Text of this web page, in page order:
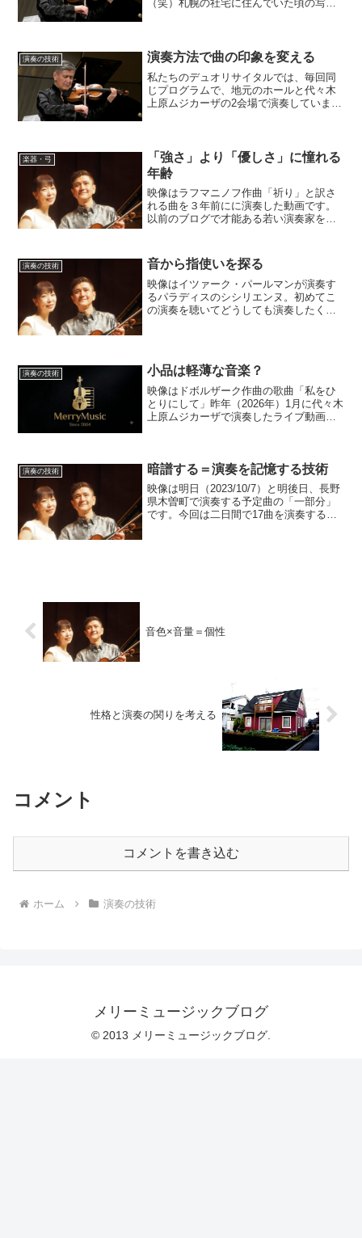
（笑）札幌の社宅に住んでいた頃の写真
る限り、反省をもとに新し...
演奏の技術 演奏方法で曲の印象を変える
私たちのデュオリサイタルでは、毎回同
じプログラムで、地元のホールと代々木
上原ムジカーザの2会場で演奏していま
ます。コンサートの記録映...
楽器・弓
「強さ」より「優しさ」に憧れる
年齢
映像はラフマニノフ作曲「祈り」と訳さ
れる曲を３年前にに演奏した動画です。
以前のブログで才能ある若い演奏家を破
に関する私の考えを書きましたが、今回
は自分自身が年齢を重ねて...
演奏の技術 音から指使いを探る
映像はイツァーク・パールマンが演奏す
るパラディスのシシリエンヌ。初めてこ
の演奏を聴いてどうしても演奏したくな
ったので、ヘッドホンで演...
演奏の技術 小品は軽薄な音楽？
映像はドボルザーク作曲の歌曲「私をひ
とりにして」昨年（2026年）1月に代々木
上原ムジカーザで演奏したライブ動画で
シック音楽で「小品...
演奏の技術 暗譜する＝演奏を記憶する技術
映像は明日（2023/10/7）と明後日、長野
県木曽町で演奏する予定曲の「一部分」
です。今回は二日間で17曲を演奏する予
音色×音量＝個性
性格と演奏の関りを考える
コメント
コメントを書き込む
ホーム 演奏の技術
メリーミュージックブログ
© 2013 メリーミュージックブログ.